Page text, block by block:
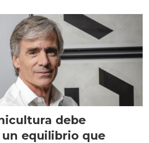
debe
equilibrio que